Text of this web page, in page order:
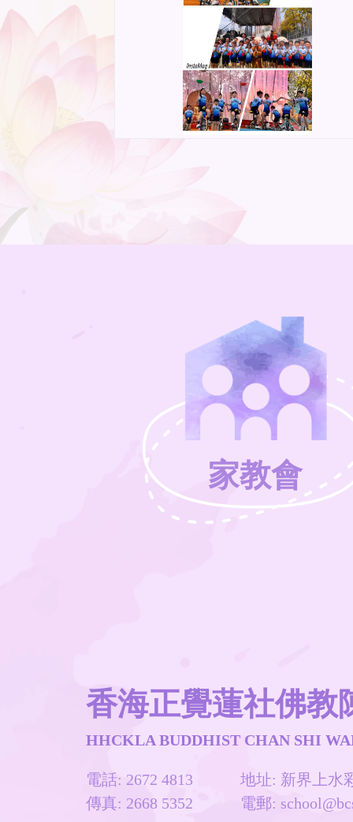
家教會
香海正覺蓮社佛教
HHCKLA BUDDHIST CHAN SHI
電話: 2672 4813
地址: 新界上水
傳真: 2668 5352
電郵: